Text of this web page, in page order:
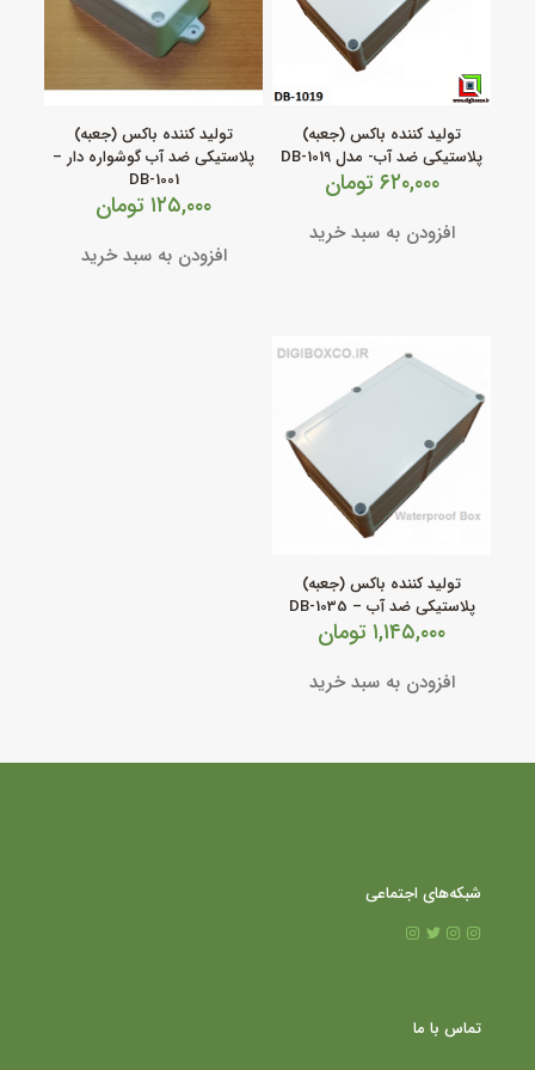
تولید کننده باکس (جعبه)
پلاستیکی ضد آب- مدل DB-1019
۶۲۰,۰۰۰ تومان
افزودن به سبد خرید
تولید کننده باکس (جعبه)
پلاستیکی ضد آب گوشواره دار –
DB-1001
۱۲۵,۰۰۰ تومان
افزودن به سبد خرید
تولید کننده باکس (جعبه)
پلاستیکی ضد آب – DB-1035
۱,۱۴۵,۰۰۰ تومان
افزودن به سبد خرید
شبکه‌های اجتماعی
تماس با ما